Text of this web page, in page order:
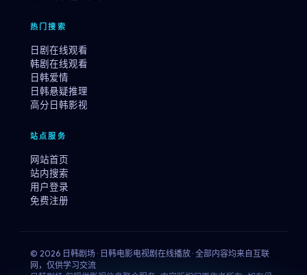
热门搜索
日剧在线观看
韩剧在线观看
日韩爱情
日韩悬疑推理
高分日韩影视
站点服务
网站首页
站内搜索
用户登录
免费注册
© 2026 日韩剧场 · 日韩电影电视剧在线播放 · 全部内容均来自互联
网，仅供学习交流